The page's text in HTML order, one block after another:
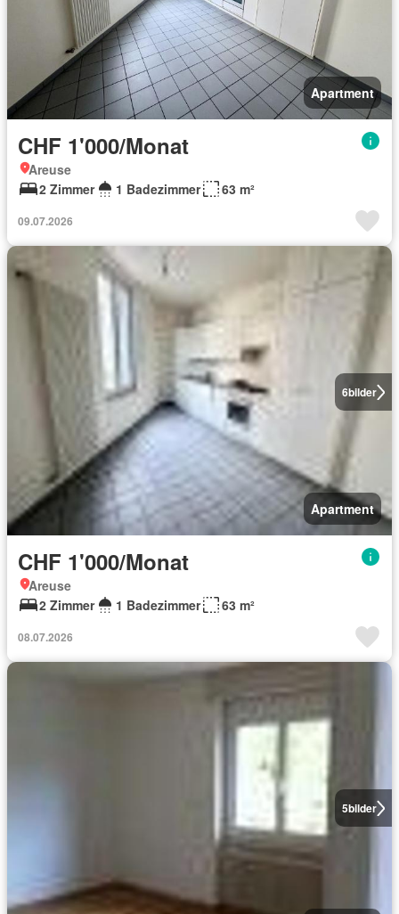
Apartment
CHF 1'000/Monat
Areuse
2 Zimmer
1 Badezimmer 63 m²
09.07.2026
6bilder
Apartment
CHF 1'000/Monat
Areuse
2 Zimmer
1 Badezimmer 63 m²
08.07.2026
5bilder